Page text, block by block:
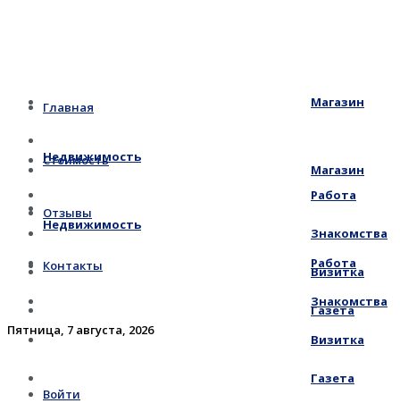
Главная
Стоимость
Отзывы
Контакты
Пятница, 7 августа, 2026
Войти
Магазин
Недвижимость
Работа
Знакомства
Визитка
Газета
Магазин
Недвижимость
Работа
Знакомства
Визитка
Газета